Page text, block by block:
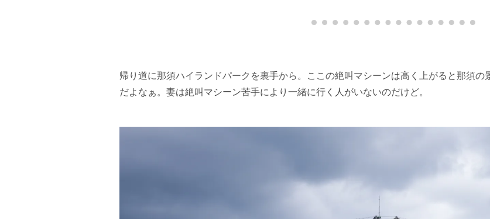
帰り道に那須ハイランドパークを裏手から。ここの絶叫マシーンは高く上がると那須
だよなぁ。妻は絶叫マシーン苦手により一緒に行く人がいないのだけど。